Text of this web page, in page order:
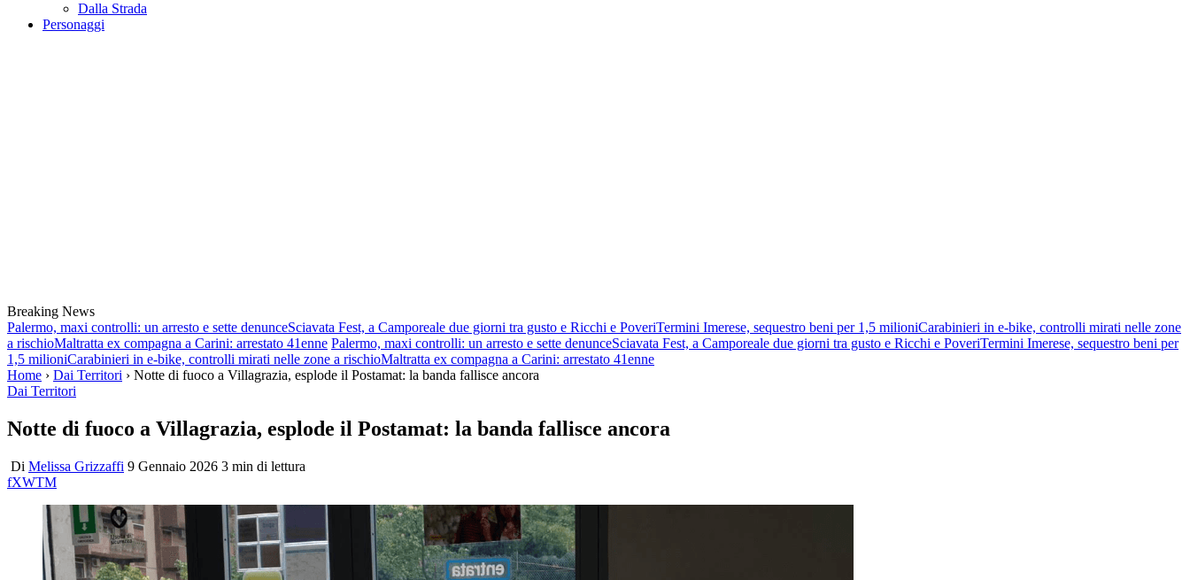
Dalla Strada
Personaggi
Breaking News
Palermo, maxi controlli: un arresto e sette denunceSciavata Fest, a Camporeale due giorni tra gusto e Ricchi e PoveriTermini Imerese, sequestro beni per 1,5 milioniCarabinieri in e-bike, controlli mirati nelle zone
a rischioMaltratta ex compagna a Carini: arrestato 41enne Palermo, maxi controlli: un arresto e sette denunceSciavata Fest, a Camporeale due giorni tra gusto e Ricchi e PoveriTermini Imerese, sequestro beni per
1,5 milioniCarabinieri in e-bike, controlli mirati nelle zone a rischioMaltratta ex compagna a Carini: arrestato 41enne
Home › Dai Territori › Notte di fuoco a Villagrazia, esplode il Postamat: la banda fallisce ancora
Dai Territori
Notte di fuoco a Villagrazia, esplode il Postamat: la banda fallisce ancora
Di Melissa Grizzaffi 9 Gennaio 2026 3 min di lettura
fXWTM